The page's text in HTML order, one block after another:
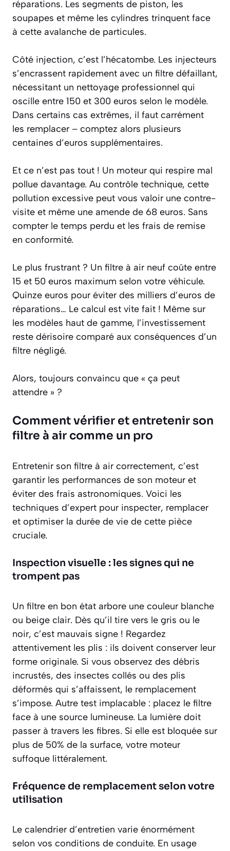
réparations. Les segments de piston, les
soupapes et même les cylindres trinquent face
à cette avalanche de particules.
Côté injection, c’est l’hécatombe. Les injecteurs
s’encrassent rapidement avec un filtre défaillant,
nécessitant un nettoyage professionnel qui
oscille entre 150 et 300 euros selon le modèle.
Dans certains cas extrêmes, il faut carrément
les remplacer – comptez alors plusieurs
centaines d’euros supplémentaires.
Et ce n’est pas tout ! Un moteur qui respire mal
pollue davantage. Au contrôle technique, cette
pollution excessive peut vous valoir une contre-
visite et même une amende de 68 euros. Sans
compter le temps perdu et les frais de remise
en conformité.
Le plus frustrant ? Un filtre à air neuf coûte entre
15 et 50 euros maximum selon votre véhicule.
Quinze euros pour éviter des milliers d’euros de
réparations… Le calcul est vite fait ! Même sur
les modèles haut de gamme, l’investissement
reste dérisoire comparé aux conséquences d’un
filtre négligé.
Alors, toujours convaincu que « ça peut
attendre » ?
Comment vérifier et entretenir son
filtre à air comme un pro
Entretenir son filtre à air correctement, c’est
garantir les performances de son moteur et
éviter des frais astronomiques. Voici les
techniques d’expert pour inspecter, remplacer
et optimiser la durée de vie de cette pièce
cruciale.
Inspection visuelle : les signes qui ne
trompent pas
Un filtre en bon état arbore une couleur blanche
ou beige clair. Dès qu’il tire vers le gris ou le
noir, c’est mauvais signe ! Regardez
attentivement les plis : ils doivent conserver leur
forme originale. Si vous observez des débris
incrustés, des insectes collés ou des plis
déformés qui s’affaissent, le remplacement
s’impose. Autre test implacable : placez le filtre
face à une source lumineuse. La lumière doit
passer à travers les fibres. Si elle est bloquée sur
plus de 50% de la surface, votre moteur
suffoque littéralement.
Fréquence de remplacement selon votre
utilisation
Le calendrier d’entretien varie énormément
selon vos conditions de conduite. En usage